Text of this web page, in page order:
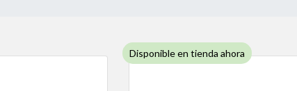
Disponible en tienda ahora